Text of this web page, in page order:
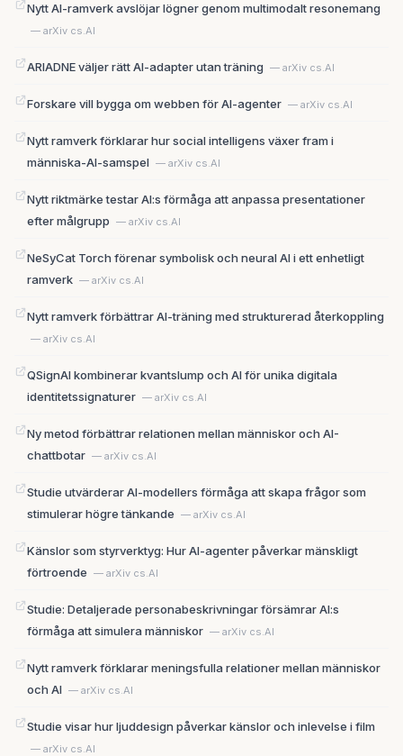
Nytt AI-ramverk avslöjar lögner genom multimodalt resonemang
— arXiv cs.AI
ARIADNE väljer rätt AI-adapter utan träning — arXiv cs.AI
Forskare vill bygga om webben för AI-agenter — arXiv cs.AI
Nytt ramverk förklarar hur social intelligens växer fram i
människa-AI-samspel — arXiv cs.AI
Nytt riktmärke testar AI:s förmåga att anpassa presentationer
efter målgrupp — arXiv cs.AI
NeSyCat Torch förenar symbolisk och neural AI i ett enhetligt
ramverk — arXiv cs.AI
Nytt ramverk förbättrar AI-träning med strukturerad återkoppling
— arXiv cs.AI
QSignAI kombinerar kvantslump och AI för unika digitala
identitetssignaturer — arXiv cs.AI
Ny metod förbättrar relationen mellan människor och AI-
chattbotar — arXiv cs.AI
Studie utvärderar AI-modellers förmåga att skapa frågor som
stimulerar högre tänkande — arXiv cs.AI
Känslor som styrverktyg: Hur AI-agenter påverkar mänskligt
förtroende — arXiv cs.AI
Studie: Detaljerade personabeskrivningar försämrar AI:s
förmåga att simulera människor — arXiv cs.AI
Nytt ramverk förklarar meningsfulla relationer mellan människor
och AI — arXiv cs.AI
Studie visar hur ljuddesign påverkar känslor och inlevelse i film
— arXiv cs.AI